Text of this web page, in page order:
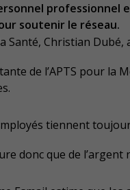
professionnel
soutenir le réseau.
Santé, Christian Dubé,
de l’APTS pour la
tiennent
donc que de